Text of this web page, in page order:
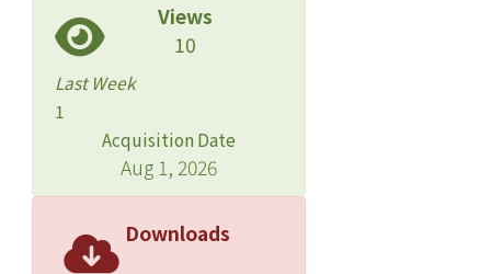
Views
10
Last Week
1
Acquisition Date
Aug 1, 2026
Downloads